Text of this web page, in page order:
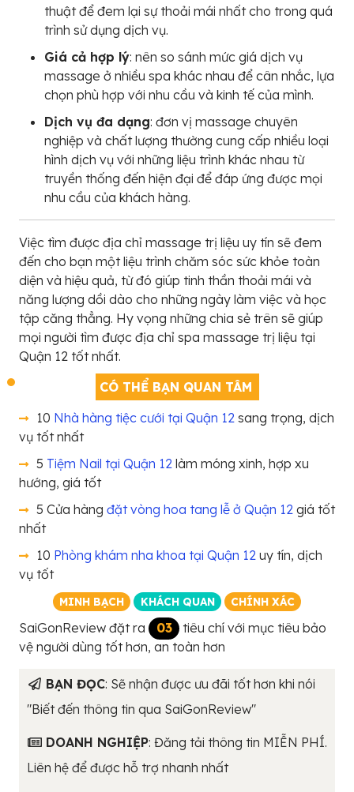
thuật để đem lại sự thoải mái nhất cho trong quá
trình sử dụng dịch vụ.
Giá cả hợp lý: nên so sánh mức giá dịch vụ
massage ở nhiều spa khác nhau để cân nhắc, lựa
chọn phù hợp với nhu cầu và kinh tế của mình.
Dịch vụ đa dạng: đơn vị massage chuyên
nghiệp và chất lượng thường cung cấp nhiều loại
hình dịch vụ với những liệu trình khác nhau từ
truyền thống đến hiện đại để đáp ứng được mọi
nhu cầu của khách hàng.
Việc tìm được địa chỉ massage trị liệu uy tín sẽ đem
đến cho bạn một liệu trình chăm sóc sức khỏe toàn
diện và hiệu quả, từ đó giúp tinh thần thoải mái và
năng lượng dồi dào cho những ngày làm việc và học
tập căng thẳng. Hy vọng những chia sẻ trên sẽ giúp
mọi người tìm được địa chỉ spa massage trị liệu tại
Quận 12 tốt nhất.
CÓ THỂ BẠN QUAN TÂM
10 Nhà hàng tiệc cưới tại Quận 12 sang trọng, dịch
vụ tốt nhất
5 Tiệm Nail tại Quận 12 làm móng xinh, hợp xu
hướng, giá tốt
5 Cửa hàng đặt vòng hoa tang lễ ở Quận 12 giá tốt
nhất
10 Phòng khám nha khoa tại Quận 12 uy tín, dịch
vụ tốt
MINH BẠCH KHÁCH QUAN CHÍNH XÁC
SaiGonReview đặt ra 03
tiêu chí với mục tiêu bảo
vệ người dùng tốt hơn, an toàn hơn
BẠN ĐỌC: Sẽ nhận được ưu đãi tốt hơn khi nói
"Biết đến thông tin qua SaiGonReview"
DOANH NGHIỆP: Đăng tải thông tin MIỄN PHÍ.
Liên hệ để được hỗ trợ nhanh nhất